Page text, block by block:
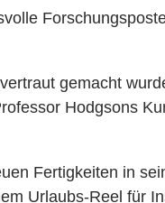
gemacht
Hodgsons
Fertigkeiten in
Urlaubs-Reel für